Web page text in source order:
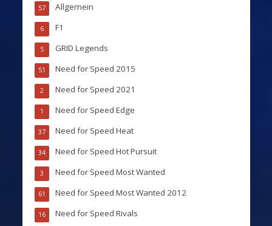
Allgemein
57
F1
6
GRID Legends
5
Need for Speed 2015
51
Need for Speed 2021
2
Need for Speed Edge
1
Need for Speed Heat
37
Need for Speed Hot Pursuit
34
Need for Speed Most Wanted
3
Need for Speed Most Wanted 2012
61
Need for Speed Rivals
16